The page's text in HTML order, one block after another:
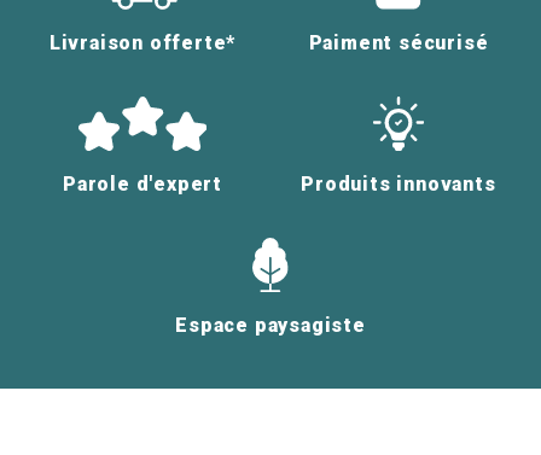
Livraison offerte* Paiment sécurisé
Parole d'expert Produits innovants
Espace paysagiste